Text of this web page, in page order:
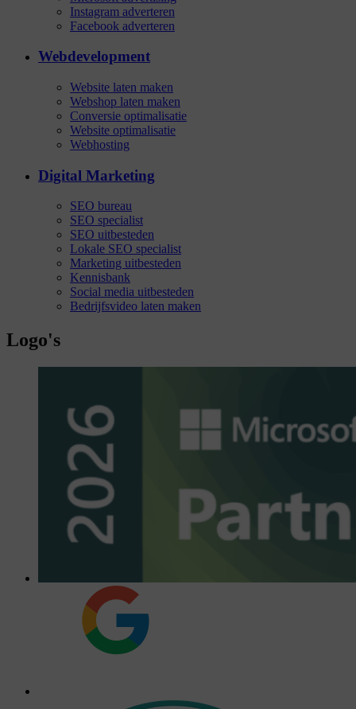
Instagram adverteren
Facebook adverteren
Webdevelopment
Website laten maken
Webshop laten maken
Conversie optimalisatie
Website optimalisatie
Webhosting
Digital Marketing
SEO bureau
SEO specialist
SEO uitbesteden
Lokale SEO specialist
Marketing uitbesteden
Kennisbank
Social media uitbesteden
Bedrijfsvideo laten maken
Logo's